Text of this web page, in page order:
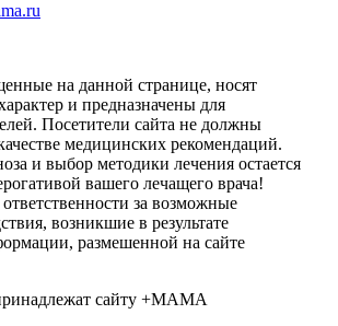
на данной странице, носят
и предназначены для
Посетители сайта не должны
медицинских рекомендаций.
и выбор методики лечения остается
вашего лечащего врача!
за возможные
возникшие в результате
размешенной на сайте
сайту +МАМА